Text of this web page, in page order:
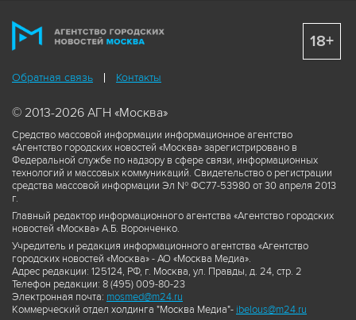
Обратная связь Контакты
© 2013-2026 АГН «Москва»
Средство массовой информации информационное агентство
«Агентство городских новостей «Москва» зарегистрировано в
Федеральной службе по надзору в сфере связи, информационных
технологий и массовых коммуникаций. Свидетельство о регистрации
средства массовой информации Эл № ФС77-53980 от 30 апреля 2013
г.
Главный редактор информационного агентства «Агентство городских
новостей «Москва» А.Б. Воронченко.
Учредитель и редакция информационного агентства «Агентство
городских новостей «Москва» - АО «Москва Медиа».
Адрес редакции: 125124, РФ, г. Москва, ул. Правды, д. 24, стр. 2
Телефон редакции: 8 (495) 009-80-23
Электронная почта: mosmed@m24.ru
Коммерческий отдел холдинга "Москва Медиа"- ibelous@m24.ru
18+